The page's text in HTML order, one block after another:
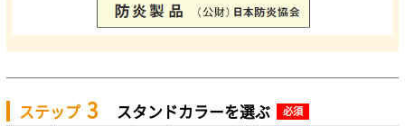
ステップ 3 スタンドカラーを選ぶ 必須